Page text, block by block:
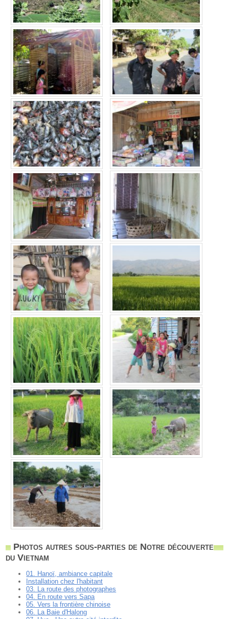
Photos autres sous-parties de Notre découverte
du Vietnam
01. Hanoï, ambiance capitale
Installation chez l'habitant
03. La route des photographes
04. En route vers Sapa
05. Vers la frontière chinoise
06. La Baie d'Halong